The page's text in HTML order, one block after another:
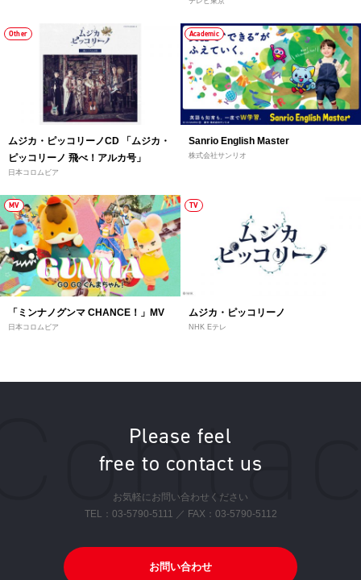
Other
ムジカ・ピッコリーノCD 「ムジカ・
ピッコリーノ 飛べ！アルカ号」
日本コロムビア
Academic
Sanrio English Master
株式会社サンリオ
MV
「ミンナノグンマ CHANCE！」MV
日本コロムビア
TV
ムジカ・ピッコリーノ
NHK Eテレ
Please feel
free to contact us
お気軽にお問い合わせください
TEL： 03-5790-5111 ／ FAX：03-5790-5112
お問い合わせ